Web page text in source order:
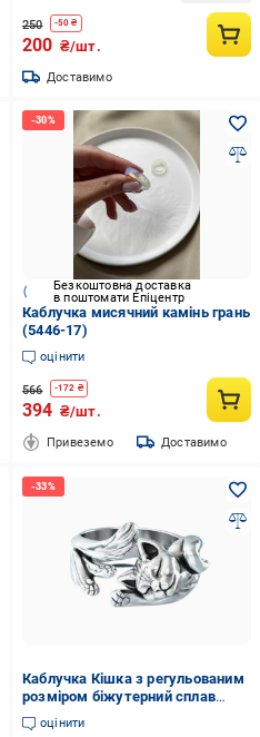
250 -50 ₴
200 ₴/шт.
Доставимо
Безкоштовна доставка
в поштомати Епіцентр
Каблучка мисячний камінь грань
(5446-17)
оцінити
566 -172 ₴
394 ₴/шт.
Привеземо Доставимо
Каблучка Кішка з регульованим
розміром біжутерний сплав
(Б15)
оцінити